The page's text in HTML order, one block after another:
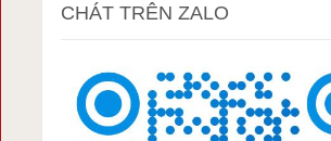
CHÁT TRÊN ZALO